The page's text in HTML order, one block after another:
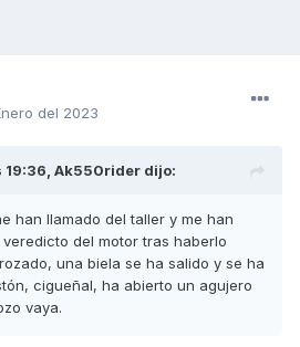
del 2023
19:36, Ak550rider dijo:
han llamado del taller y me han
del motor tras haberlo
una biela se ha salido y se ha
cigueñal, ha abierto un agujero
vaya.